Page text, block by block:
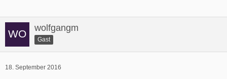
wolfgangm
Gast
18. September 2016